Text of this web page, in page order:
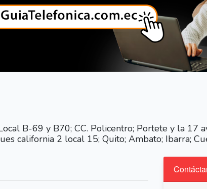
B-69 y B70; CC. Policentro; Portete y la 17
california 2 local 15; Quito; Ambato; Ibarra;